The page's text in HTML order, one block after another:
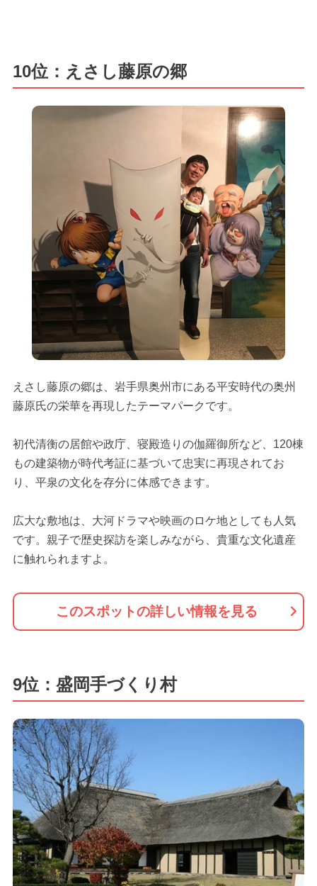
10位：えさし藤原の郷
えさし藤原の郷は、岩手県奥州市にある平安時代の奥州
藤原氏の栄華を再現したテーマパークです。
初代清衡の居館や政庁、寝殿造りの伽羅御所など、120棟
もの建築物が時代考証に基づいて忠実に再現されてお
り、平泉の文化を存分に体感できます。
広大な敷地は、大河ドラマや映画のロケ地としても人気
です。親子で歴史探訪を楽しみながら、貴重な文化遺産
に触れられますよ。
このスポットの詳しい情報を見る
9位：盛岡手づくり村